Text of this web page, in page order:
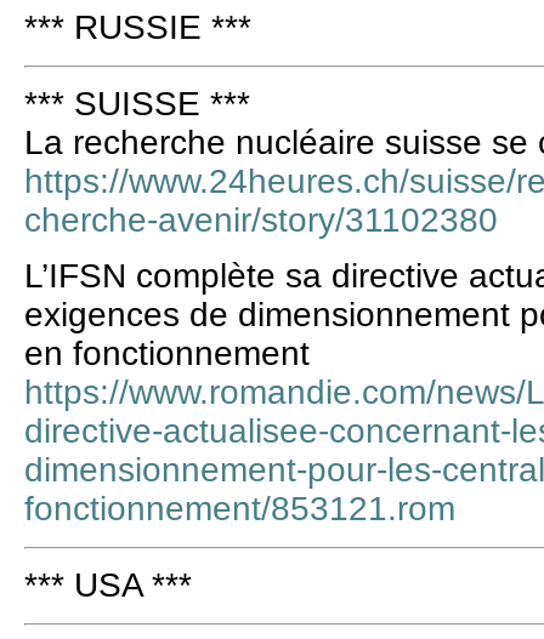
*** RUSSIE ***
*** SUISSE ***
La recherche nucléaire suisse se
https://www.24heures.ch/suisse/
cherche-avenir/story/31102380
L’IFSN complète sa directive
exigences de dimensionnement
en fonctionnement
https://www.romandie.com/news/
directive-actualisee-concernant-
dimensionnement-pour-les-
fonctionnement/853121.rom
*** USA ***